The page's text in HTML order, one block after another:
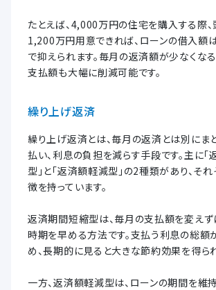
たとえば、4,000万円の住宅を購入する際
1,200万円用意できれば、ローンの借入額
で抑えられます。毎月の返済額が少なくな
支払額も大幅に削減可能です。
繰り上げ返済
繰り上げ返済とは、毎月の返済とは別にま
払い、利息の負担を減らす手段です。主に
型」と「返済額軽減型」の2種類があり、そ
徴を持っています。
返済期間短縮型は、毎月の支払額を変え
時期を早める方法です。支払う利息の総額
め、長期的に見ると大きな節約効果を得られ
一方、返済額軽減型は、ローンの期間を維